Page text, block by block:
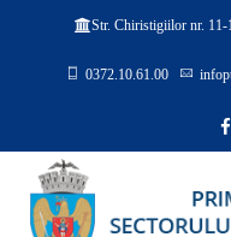
Str. Chiristigiilor nr. 11-
0372.10.61.00